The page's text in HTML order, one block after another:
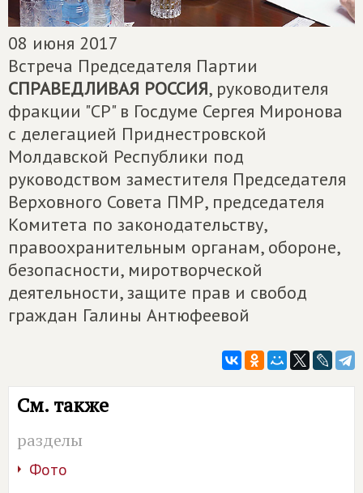
08 июня 2017
Встреча Председателя Партии
СПРАВЕДЛИВАЯ РОССИЯ, руководителя
фракции "СР" в Госдуме Сергея Миронова
с делегацией Приднестровской
Молдавской Республики под
руководством заместителя Председателя
Верховного Совета ПМР, председателя
Комитета по законодательству,
правоохранительным органам, обороне,
безопасности, миротворческой
деятельности, защите прав и свобод
граждан Галины Антюфеевой
См. также
разделы
Фото